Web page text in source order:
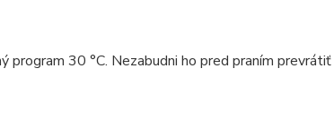
program 30 °C. Nezabudni ho pred praním prevrátiť